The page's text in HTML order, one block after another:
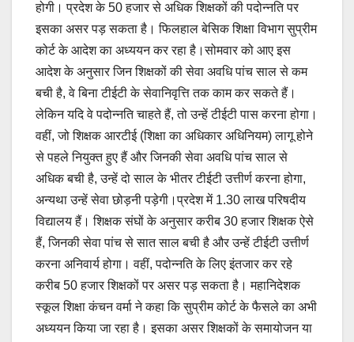
होगी। प्रदेश के 50 हजार से अधिक शिक्षकों की पदोन्नति पर
इसका असर पड़ सकता है। फिलहाल बेसिक शिक्षा विभाग सुप्रीम
कोर्ट के आदेश का अध्ययन कर रहा है।सोमवार को आए इस
आदेश के अनुसार जिन शिक्षकों की सेवा अवधि पांच साल से कम
बची है, वे बिना टीईटी के सेवानिवृत्ति तक काम कर सकते हैं।
लेकिन यदि वे पदोन्नति चाहते हैं, तो उन्हें टीईटी पास करना होगा।
वहीं, जो शिक्षक आरटीई (शिक्षा का अधिकार अधिनियम) लागू होने
से पहले नियुक्त हुए हैं और जिनकी सेवा अवधि पांच साल से
अधिक बची है, उन्हें दो साल के भीतर टीईटी उत्तीर्ण करना होगा,
अन्यथा उन्हें सेवा छोड़नी पड़ेगी।प्रदेश में 1.30 लाख परिषदीय
विद्यालय हैं। शिक्षक संघों के अनुसार करीब 30 हजार शिक्षक ऐसे
हैं, जिनकी सेवा पांच से सात साल बची है और उन्हें टीईटी उत्तीर्ण
करना अनिवार्य होगा। वहीं, पदोन्नति के लिए इंतजार कर रहे
करीब 50 हजार शिक्षकों पर असर पड़ सकता है। महानिदेशक
स्कूल शिक्षा कंचन वर्मा ने कहा कि सुप्रीम कोर्ट के फैसले का अभी
अध्ययन किया जा रहा है। इसका असर शिक्षकों के समायोजन या